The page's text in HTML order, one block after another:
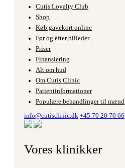
Cutis Loyalty Club
Shop
Køb gavekort online
Før og efter billeder
Priser
Finansiering
Alt om hud
Om Cutis Clinic
Patientinformationer
Populære behandlinger til mænd
info@cutisclinic.dk +45 70 20 70 66
Vores klinikker